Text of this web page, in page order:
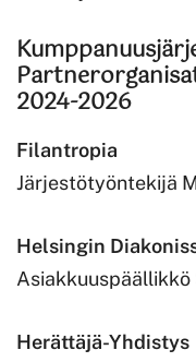
2024-2026
Filantropia
Järjestötyöntekijä
Helsingin
Asiakkuuspäällikkö
Herättäjä-Yhdistys